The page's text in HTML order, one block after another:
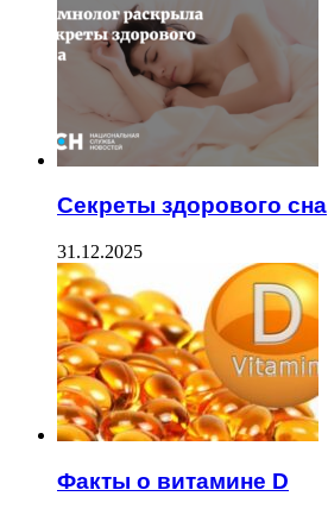
Секреты здорового сна
31.12.2025
Факты о витамине D